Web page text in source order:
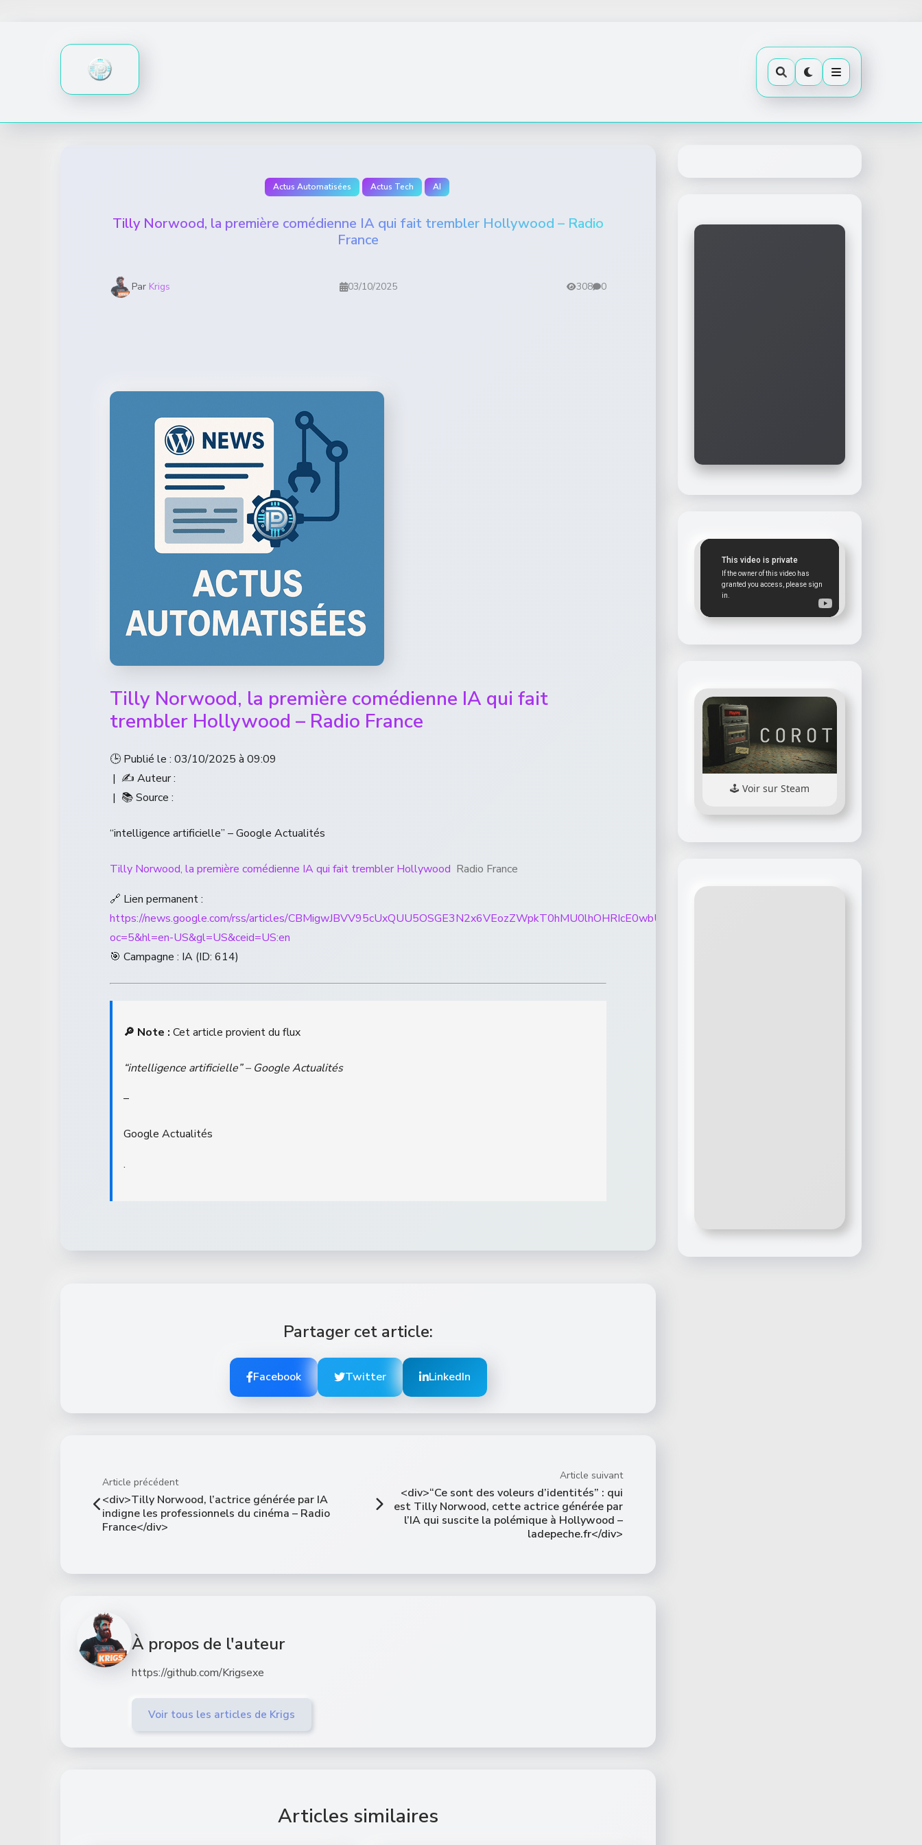
Actus Automatisées Actus Tech AI
Tilly Norwood, la première comédienne IA qui fait trembler Hollywood – Radio
France
Par Krigs 03/10/2025 308 0
Tilly Norwood, la première comédienne IA qui fait
trembler Hollywood – Radio France
🕒 Publié le : 03/10/2025 à 09:09
| ✍️ Auteur :
| 📚 Source :
“intelligence artificielle” – Google Actualités
Tilly Norwood, la première comédienne IA qui fait trembler Hollywood Radio France
🔗 Lien permanent :
https://news.google.com/rss/articles/
oc=5&hl=en-US&gl=US&ceid=US:en
🎯 Campagne : IA (ID: 614)
🔎 Note : Cet article provient du flux
“intelligence artificielle” – Google Actualités
–
Google Actualités
.
Partager cet article:
Facebook Twitter LinkedIn
Article précédent
<div>Tilly Norwood, l’actrice générée par IA
indigne les professionnels du cinéma – Radio
France</div>
Article suivant
<div>“Ce sont des voleurs d’identités” : qui
est Tilly Norwood, cette actrice générée par
l’IA qui suscite la polémique à Hollywood –
ladepeche.fr</div>
À propos de l'auteur
https://github.com/Krigsexe
Voir tous les articles de Krigs
Articles similaires
Voir sur Steam